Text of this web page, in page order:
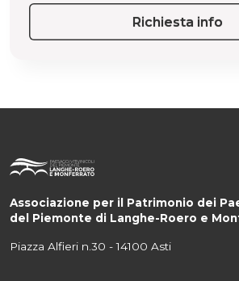
Richiesta info
Associazione per il Patrimonio dei
del Piemonte di Langhe-Roero e
Piazza Alfieri n.30 - 14100 Asti